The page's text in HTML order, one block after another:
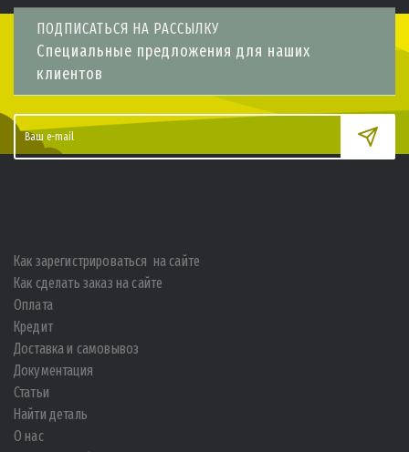
ПОДПИСАТЬСЯ НА РАССЫЛКУ
Специальные предложения для наших
клиентов
Как зарегистрироваться на сайте
Как сделать заказ на сайте
Оплата
Кредит
Доставка и самовывоз
Документация
Статьи
Найти деталь
О нас